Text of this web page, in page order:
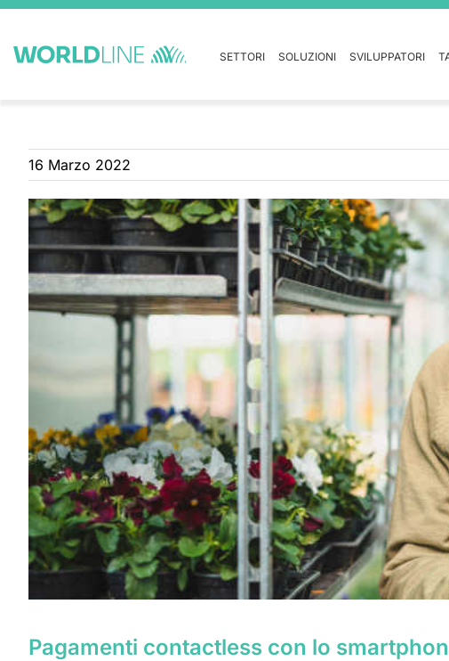
SETTORI SOLUZIONI SVILUPPATORI
16 Marzo 2022
Pagamenti contactless con lo